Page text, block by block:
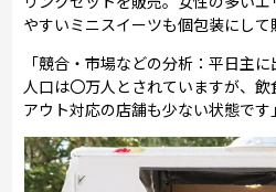
やすいミニスイーツも個包装にして
「競合・市場などの分析：平日主
人口は〇万人とされていますが、
アウト対応の店舗も少ない状態です」